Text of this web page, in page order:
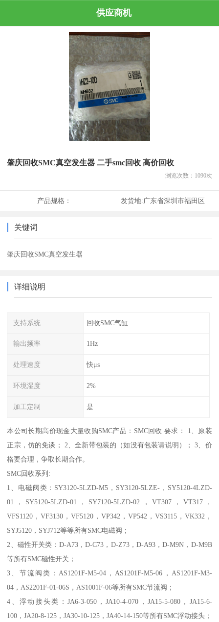
供应商机
肇庆回收SMC真空发生器 二手smc回收 高价回收
浏览次数： 1090次
产品规格： 发货地:广东省深圳市福田区
关键词
肇庆回收SMC真空发生器
详细说明
支持系统 回收SMC气缸
输出频率 1Hz
处理速度 快μs
环境湿度 2%
加工定制 是
本公司长期高价现金大量收购SMC产品：SMC回收 要求： 1、原装
正宗，仿的免谈； 2、全新带包装的（如没有包装请说明）； 3、价
格要合理，争取长期合作。
SMC回收系列:
1、电磁阀类：SY3120-5LZD-M5，SY3120-5LZE-，SY5120-4LZD-
01，SY5120-5LZD-01，SY7120-5LZD-02，VT307，VT317，
VFS1120，VF3130，VF5120，VP342，VP542，VS3115，VK332，
SYJ5120，SYJ712等等所有SMC电磁阀；
2、磁性开关类：D-A73，D-C73，D-Z73，D-A93，D-M9N，D-M9B
等所有SMC磁性开关；
3、节流阀类：AS1201F-M5-04，AS1201F-M5-06，AS1201F-M3-
04，AS2201F-01-06S，AS1001F-06等所有SMC节流阀；
4、浮动接头类：JA6-3-050，JA10-4-070，JA15-5-080，JA15-6-
100，JA20-8-125，JA30-10-125，JA40-14-150等所有SMC浮动接头；